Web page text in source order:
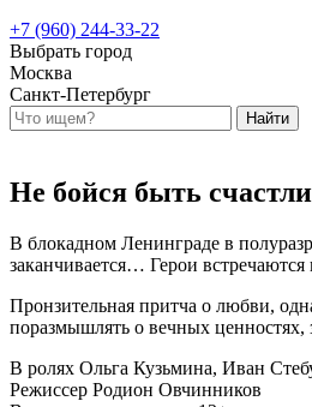
+7 (960) 244-33-22
Выбрать город
Москва
Санкт-Петербург
Не бойся быть
В блокадном Ленинграде в
заканчивается… Герои
Пронзительная притча о любви,
поразмышлять о вечных ценностях,
В ролях Ольга Кузьмина, Иван
Режиcсер Родион Овчинников